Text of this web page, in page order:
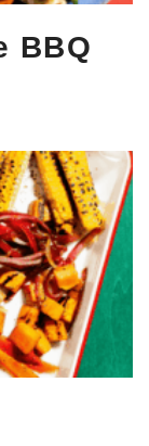
BBQ